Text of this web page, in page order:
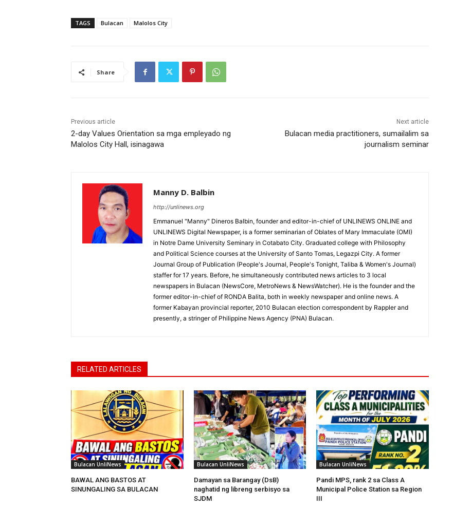
TAGS Bulacan Malolos City
Share
Previous article
2-day Values Orientation sa mga empleyado ng
Malolos City Hall, isinagawa
Next article
Bulacan media practitioners, sumailalim sa
journalism seminar
Manny D. Balbin
http://unlinews.org
Emmanuel "Manny" Dineros Balbin, founder and editor-in-chief of UNLINEWS ONLINE and
UNLINEWS Digital Newspaper, is a former seminarian of Oblates of Mary Immaculate (OMI)
in Notre Dame University Seminary in Cotabato City. Graduated college with Philosophy
and Political Science courses at the University of Santo Tomas, Legazpi City. A former
Journal Group of Publication (People's Journal, People's Tonight, Taliba & Women's Journal)
staffer for 17 years. Before, he simultaneously contributed news articles to 3 local
newspapers in Bulacan (NewsCore, MetroNews & NewsWatcher). He is the founder and the
former editor-in-chief of RONDA Balita, both in weekly newspaper and online news. A
former Kabayan provincial reporter, 2010 Bulacan election correspondent by Rappler and
presently, a stringer of Philippine News Agency (PNA) Bulacan.
RELATED ARTICLES
Bulacan UnliNews
BAWAL ANG BASTOS AT
SINUNGALING SA BULACAN
Bulacan UnliNews
Damayan sa Barangay (DsB)
naghatid ng libreng serbisyo sa
SJDM
Bulacan UnliNews
Pandi MPS, rank 2 sa Class A
Municipal Police Station sa Region
III